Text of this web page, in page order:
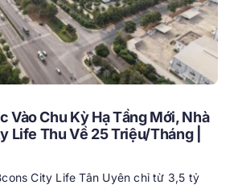
Vào Chu Kỳ Hạ Tầng Mới, Nhà
Life Thu Về 25 Triệu/Tháng |
City Life Tân Uyên chỉ từ 3,5 tỷ